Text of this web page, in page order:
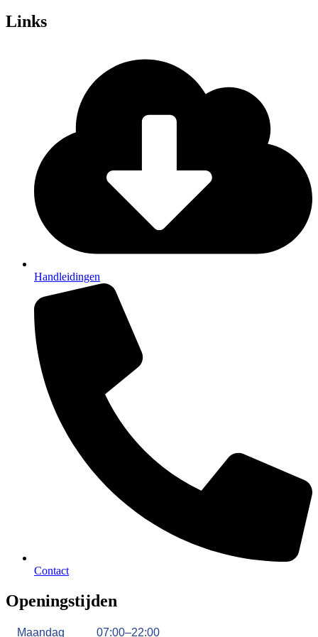
Links
Handleidingen
Contact
Openingstijden
Maandag 07:00–22:00